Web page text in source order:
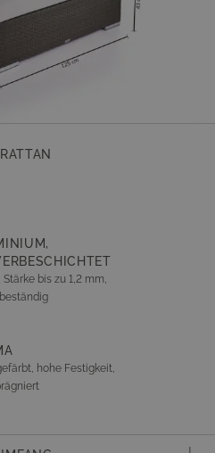
Stärke bis zu 1,2 mm,
hohe Festigkeit,